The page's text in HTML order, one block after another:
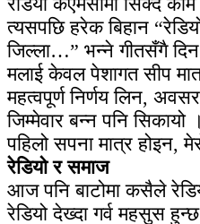
त्यसपछि हरेक बिहान
जिल्ला…” भन्ने गीतसँगै
मलाई केवल पेशागत सीप
महत्वपूर्ण निर्णय लिन,
जिम्मेवार बन्न पनि सिकायो
पहिलो सपना मात्र होइन,
रेडियो र समाज
आज पनि बाटोमा कसैले
रेडियो देख्दा गर्व महसुस